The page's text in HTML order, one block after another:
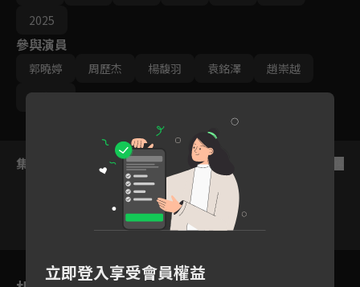
2025
參與演員
郭曉婷 周歷杰 楊馥羽 袁銘澤
趙崇越
熊逸凡
集數列表
2 3
立即登入享受會員權益